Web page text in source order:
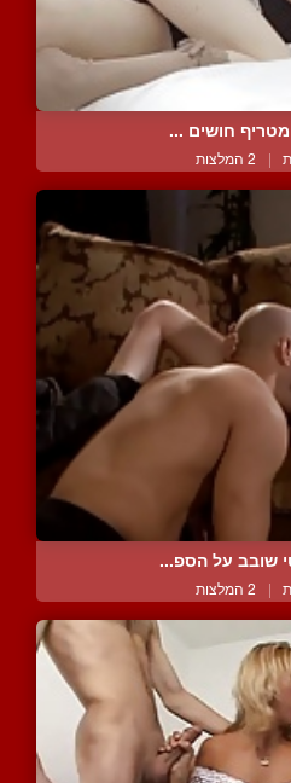
מטריף חושים ...
| 2 המלצות
שובב על הספ...
| 2 המלצות